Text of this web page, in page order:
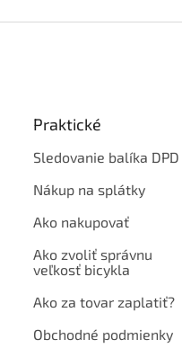
Praktické
Sledovanie balíka DPD
Nákup na splátky
Ako nakupovať
Ako zvoliť správnu
veľkosť bicykla
Ako za tovar zaplatiť?
Obchodné podmienky